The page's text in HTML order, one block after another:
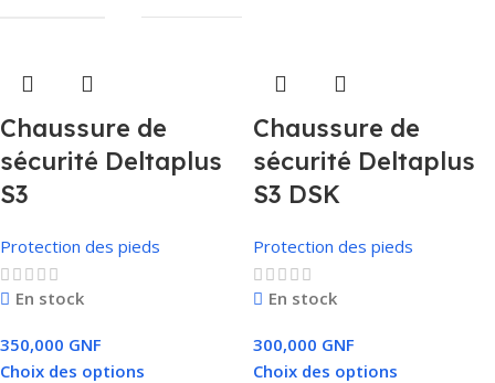
Chaussure de
sécurité Deltaplus
S3
Protection des pieds
En stock
350,000 GNF
Choix des options
Chaussure de
sécurité Deltaplus
S3 DSK
Protection des pieds
En stock
300,000 GNF
Choix des options